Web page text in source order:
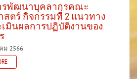
รพัฒนาบุคลากรคณะ
สตร์ กิจกรรมที่ 2 แนวทาง
เมินผลการปฏิบัติงานของ
ม 2566